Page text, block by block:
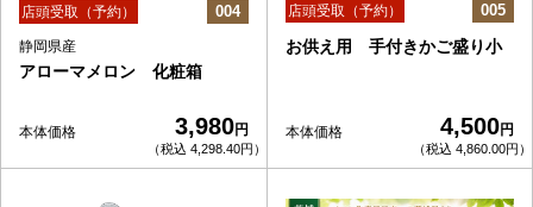
店頭受取（予約） 004
静岡県産
アローマメロン 化粧箱
本体価格 3,980円
（税込 4,298.40円）
店頭受取（予約） 005
お供え用 手付きかご盛り小
本体価格 4,500円
（税込 4,860.00円）